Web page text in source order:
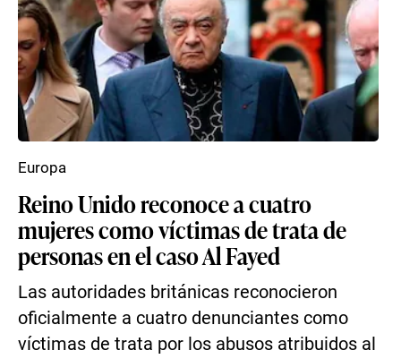
Reino Unido reconoce a cuatro
mujeres como víctimas de trata de
personas en el caso Al Fayed
Las autoridades británicas reconocieron
oficialmente a cuatro denunciantes como
víctimas de trata por los abusos atribuidos al
Europa